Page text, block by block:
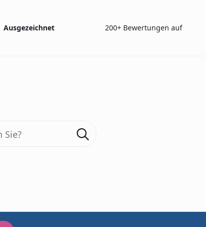
Ausgezeichnet 200+ Bewertungen auf
LED